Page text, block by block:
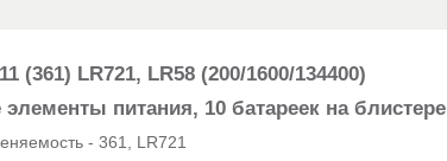
(361) LR721, LR58 (200/1600/134400)
питания, 10 батареек на
- 361, LR721